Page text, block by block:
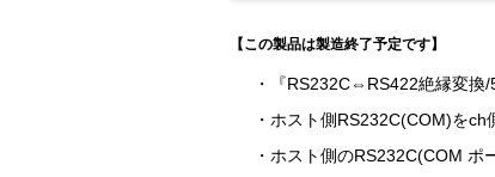
【この製品は製造終了予定です】
・『RS232C⇔RS422絶縁変
・ホスト側RS232C(COM)を
・ホスト側のRS232C(COM